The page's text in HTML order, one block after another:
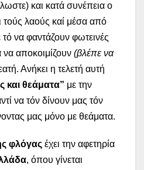
και κατά συνέπεια ο
λαούς καί μέσα από
τό να φαντάζουν φωτεινές
να αποκοιμίζουν (βλέπε να
Ανήκει η τελετή αυτή
και θεάματα” με την
να τόν δίνουν μας τόν
μας μόνο με θεάματα.
φλόγας έχει την αφετηρία
, όπου γίνεται